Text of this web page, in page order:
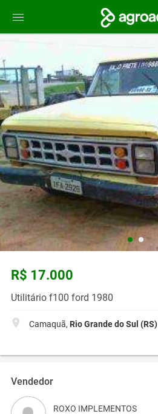
R$ 17.000
Utilitário f100 ford 1980
Camaquã, Rio Grande do Sul (RS)
Vendedor
ROXO IMPLEMENTOS